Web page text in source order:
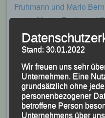
Fruhmann und Mario
sowie Maxim Fuchs und
Halbmarathon-Distanz in
30 und M 40.
5.000 m der Frauen,
Marathon-Debüt und
Marathon-
Bayerische Bronze gab
Stand: 30.01.2022
Wir freuen uns sehr
Unternehmen. Eine
grundsätzlich ohne
personenbezogener
betroffene Person
Unternehmens über